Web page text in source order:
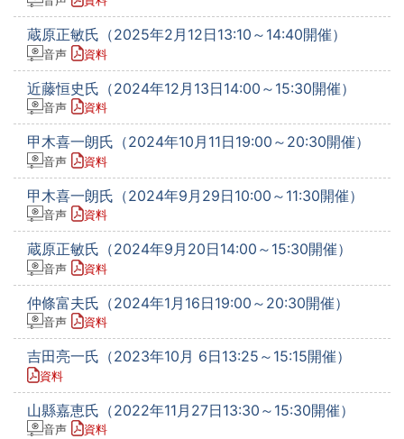
蔵原正敏氏（2025年2月12日13:10～14:40開催）
音声 資料
近藤恒史氏（2024年12月13日14:00～15:30開催）
音声 資料
甲木喜一朗氏（2024年10月11日19:00～20:30開催）
音声 資料
甲木喜一朗氏（2024年9月29日10:00～11:30開催）
音声 資料
蔵原正敏氏（2024年9月20日14:00～15:30開催）
音声 資料
仲條富夫氏（2024年1月16日19:00～20:30開催）
音声 資料
吉田亮一氏（2023年10月 6日13:25～15:15開催）
資料
山縣嘉恵氏（2022年11月27日13:30～15:30開催）
音声 資料